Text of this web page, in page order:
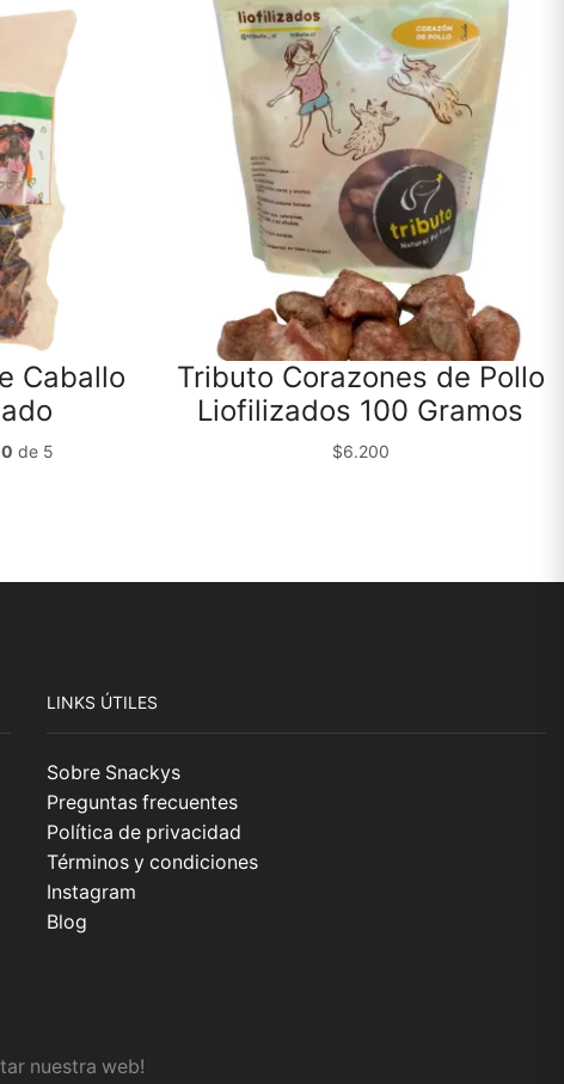
Caballo
de 5
Tributo Corazones de Pollo
Liofilizados 100 Gramos
$6.200
LINKS ÚTILES
Sobre Snackys
Preguntas frecuentes
Política de privacidad
Términos y condiciones
Instagram
Blog
nuestra web!